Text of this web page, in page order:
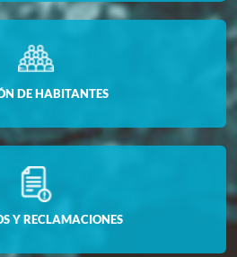
DE HABITANTES
Y RECLAMACIONES